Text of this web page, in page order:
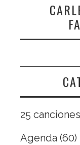
25 canciones
Agenda (60)